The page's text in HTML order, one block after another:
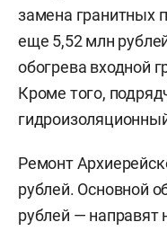
замена гранитных
еще 5,52 млн
обогрева входной
Кроме того,
Ремонт
рублей. Основной
рублей — направят